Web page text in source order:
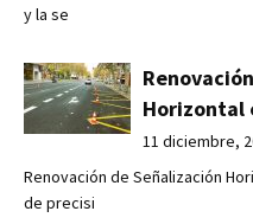
y la se
Horizontal
11 diciembre,
Renovación de Señalización
de precisi